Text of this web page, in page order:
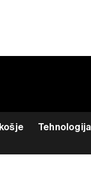
Tehnologija